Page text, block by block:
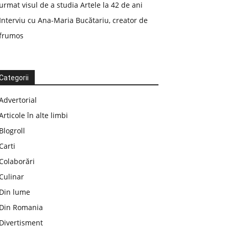
urmat visul de a studia Artele la 42 de ani
Interviu cu Ana-Maria Bucătariu, creator de
în alte limbi
Blogroll
Din lume
Din Romania
Divertisment